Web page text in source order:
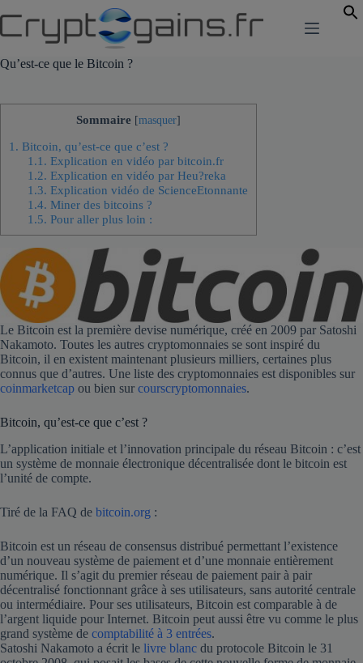
au
contenu
Qu’est-ce que le Bitcoin ?
Sommaire [masquer]
1. Bitcoin, qu’est-ce que c’est ?
1.1. Explication en vidéo par bitcoin.fr
1.2. Explication en vidéo par Heu?reka
1.3. Explication vidéo de ScienceEtonnante
1.4. Miner des bitcoins ?
1.5. Pour aller plus loin :
Le Bitcoin est la première devise numérique, créé en 2009 par Satoshi
Nakamoto. Toutes les autres cryptomonnaies se sont inspiré du
Bitcoin, il en existent maintenant plusieurs milliers, certaines plus
connus que d’autres. Une liste des cryptomonnaies est disponibles sur
coinmarketcap ou bien sur courscryptomonnaies.
Bitcoin, qu’est-ce que c’est ?
L’application initiale et l’innovation principale du réseau Bitcoin : c’est
un système de monnaie électronique décentralisée dont le bitcoin est
l’unité de compte.
Tiré de la FAQ de bitcoin.org :
Bitcoin est un réseau de consensus distribué permettant l’existence
d’un nouveau système de paiement et d’une monnaie entièrement
numérique. Il s’agit du premier réseau de paiement pair à pair
décentralisé fonctionnant grâce à ses utilisateurs, sans autorité centrale
ou intermédiaire. Pour ses utilisateurs, Bitcoin est comparable à de
l’argent liquide pour Internet. Bitcoin peut aussi être vu comme le plus
grand système de comptabilité à 3 entrées.
Satoshi Nakamoto a écrit le livre blanc du protocole Bitcoin le 31